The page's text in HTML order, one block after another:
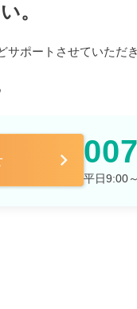
。
ポートさせていただき
平日9:00